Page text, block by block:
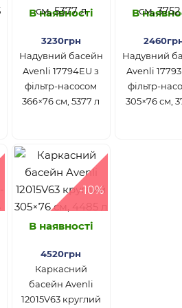
В наявності
3230грн
Надувний басейн
Avenli 17794EU з
фільтр-насосом
366×76 см, 5377 л
В
Надувний
Avenli
фільтр-
305×76 см,
-10%
В наявності
4520грн
Каркасний
басейн Avenli
12015V63 круглий